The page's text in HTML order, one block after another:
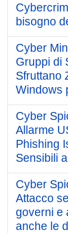
bisogno
Cyber
Gruppi di
Sfruttano
Windows
Cyber
Allarme
Phishing
Sensibili
Cyber
Attacco
governi e
anche le